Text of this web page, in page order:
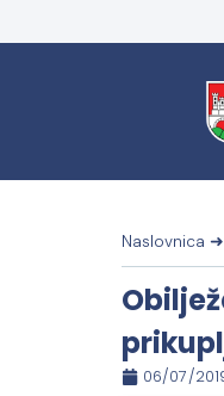
Naslovnica ➜
06/07/